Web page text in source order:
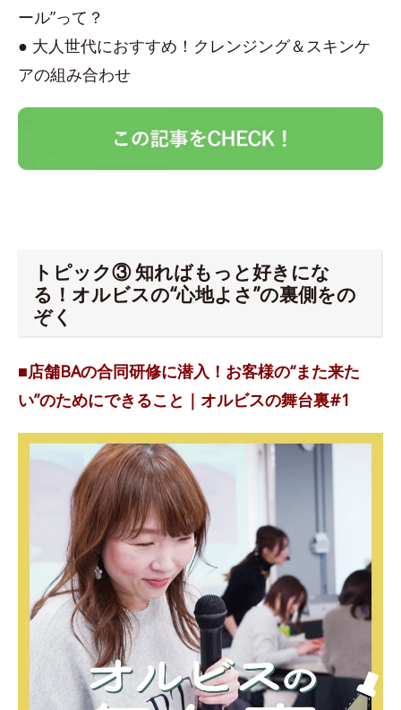
ール”って？
● 大人世代におすすめ！クレンジング＆スキンケ
アの組み合わせ
トピック③ 知ればもっと好きにな
る！オルビスの“心地よさ”の裏側をの
ぞく
■店舗BAの合同研修に潜入！お客様の“また来た
い”のためにできること｜オルビスの舞台裏#1